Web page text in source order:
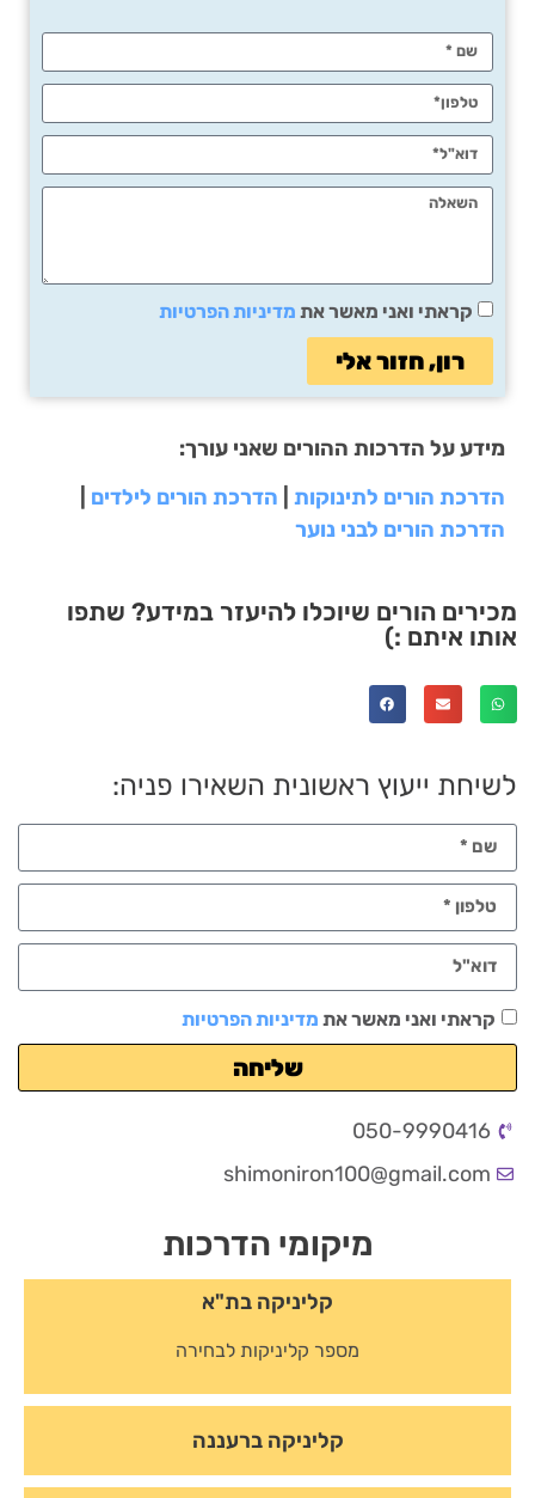
לשיחת ייעוץ ראשונית השאירו פניה:
קראתי ואני מאשר את מדיניות הפרטיות
שליחה
050-9990416
shimoniron100@gmail.com
מיקומי הדרכות
קליניקה בת"א
מספר קליניקות לבחירה
קליניקה ברעננה
קראתי ואני מאשר את מדיניות הפרטיות
רון, חזור אלי
מידע על הדרכות ההורים שאני עורך:
הדרכת הורים לתינוקות
הדרכת הורים לילדים
הדרכת הורים לבני נוער
מכירים הורים שיוכלו להיעזר במידע? שתפו
אותו איתם :)